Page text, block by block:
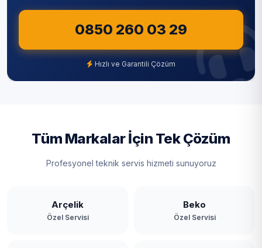
0850 260 03 29
Hızlı ve Garantili Çözüm
Tüm Markalar İçin Tek Çözüm
Profesyonel teknik servis hizmeti sunuyoruz
Arçelik
Özel Servisi
Beko
Özel Servisi